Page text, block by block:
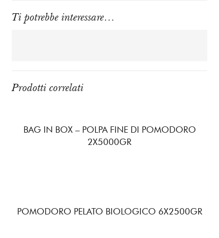
Ti potrebbe interessare…
Prodotti correlati
BAG IN BOX – POLPA FINE DI POMODORO
2X5000GR
POMODORO PELATO BIOLOGICO 6X2500GR